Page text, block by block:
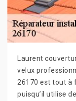
Laurent
velux
26170 est tout à
puisqu’il utilise